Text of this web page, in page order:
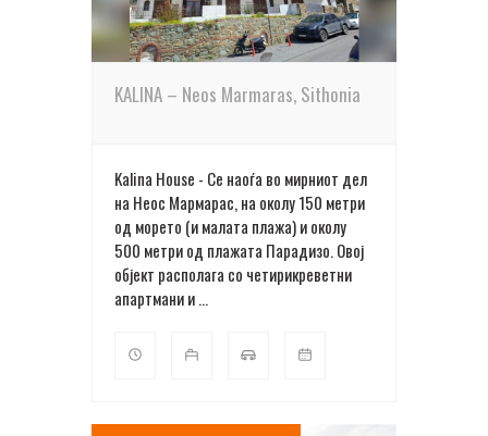
KALINA – Neos Marmaras, Sithonia
Kalina Нouse - Се наоѓа во мирниот дел
на Неос Мармарас, на околу 150 метри
од морето (и малата плажа) и околу
500 метри од плажата Парадизо. Овој
објект располага со четирикреветни
апартмани и ...